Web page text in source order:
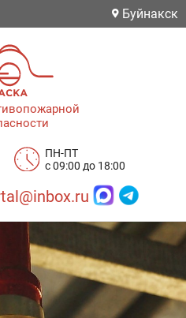
Буйнакск
ПН-ПТ
с 09:00 до 18:00